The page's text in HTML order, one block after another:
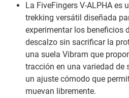
La FiveFingers V-ALPHA es
trekking versátil diseñada
experimentar los beneficios
descalzo sin sacrificar la
una suela Vibram que
tracción en una variedad de
un ajuste cómodo que
muevan libremente.